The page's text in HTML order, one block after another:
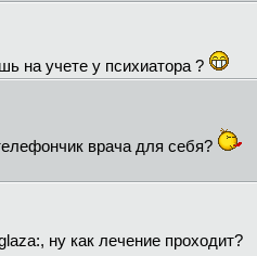
на учете у психиатора ?
врача для себя?
ну как лечение проходит?